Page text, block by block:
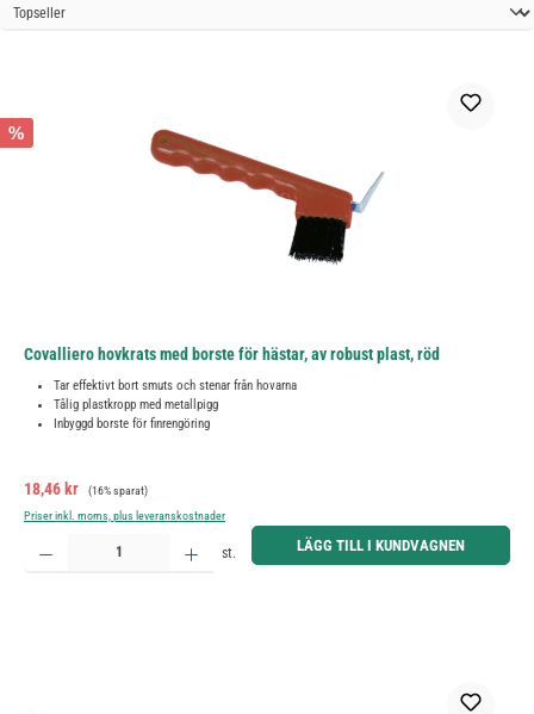
%
Covalliero hovkrats med borste för hästar, av robust plast, röd
Tar effektivt bort smuts och stenar från hovarna
Tålig plastkropp med metallpigg
Inbyggd borste för finrengöring
Försäljningspris:
18,46 kr Ordinarie pris:
(16% sparat)
Priser inkl. moms, plus leveranskostnader
Produktkvantitet: Ange önskat belopp eller använd knapparna för att öka eller minska kvantiteten.
st. LÄGG TILL I KUNDVAGNEN